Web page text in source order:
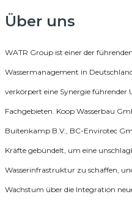
Über uns
WATR Group ist einer der
Wassermanagement in
verkörpert eine Synergie
Fachgebieten. Koop Wasserbau
Buitenkamp B.V., BC-Envirotec
Kräfte gebündelt, um eine
Wasserinfrastruktur zu schaffen,
Wachstum über die Integration